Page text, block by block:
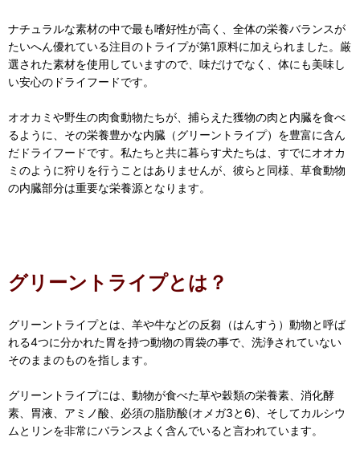
ナチュラルな素材の中で最も嗜好性が高く、全体の栄養バランスが
たいへん優れている注目のトライプが第1原料に加えられました。厳
選された素材を使用していますので、味だけでなく、体にも美味し
い安心のドライフードです。
オオカミや野生の肉食動物たちが、捕らえた獲物の肉と内臓を食べ
るように、その栄養豊かな内臓（グリーントライプ）を豊富に含ん
だドライフードです。私たちと共に暮らす犬たちは、すでにオオカ
ミのように狩りを行うことはありませんが、彼らと同様、草食動物
の内臓部分は重要な栄養源となります。
グリーントライプとは？
グリーントライプとは、羊や牛などの反芻（はんすう）動物と呼ば
れる4つに分かれた胃を持つ動物の胃袋の事で、洗浄されていない
そのままのものを指します。
グリーントライプには、動物が食べた草や穀類の栄養素、消化酵
素、胃液、アミノ酸、必須の脂肪酸(オメガ3と6)、そしてカルシウ
ムとリンを非常にバランスよく含んでいると言われています。